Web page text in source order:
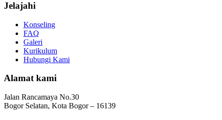
Jelajahi
Konseling
FAQ
Galeri
Kurikulum
Hubungi Kami
Alamat kami
Jalan Rancamaya No.30
Bogor Selatan, Kota Bogor – 16139